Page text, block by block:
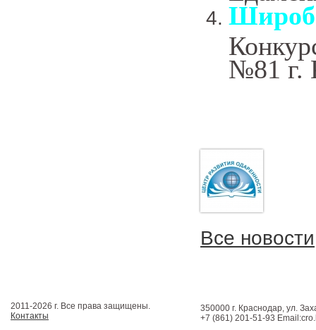
№81 г.
Все новости
2011-2026 г. Все права защищены.
Контакты
350000 г. Краснодар, ул.
+7 (861) 201-51-93